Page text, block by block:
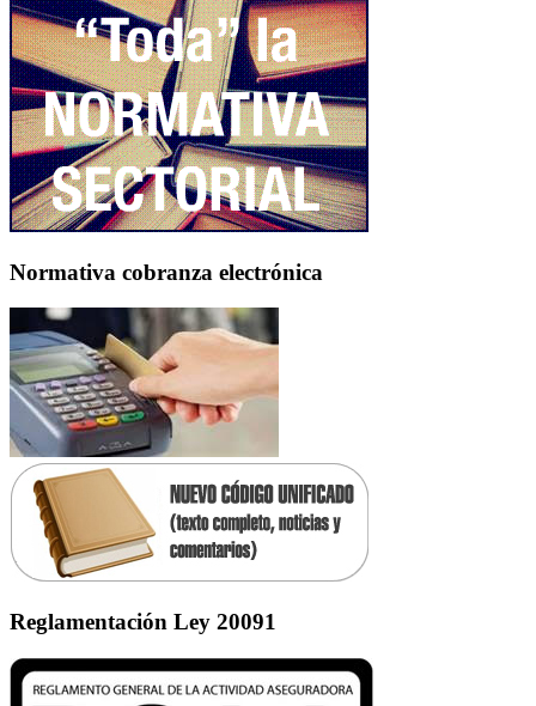
Normativa cobranza electrónica
Reglamentación Ley 20091